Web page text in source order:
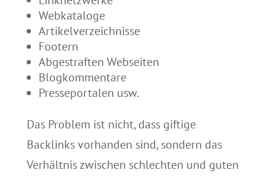
Webkataloge
Artikelverzeichnisse
Footern
Abgestraften Webseiten
Blogkommentare
Presseportalen usw.
Das Problem ist nicht, dass giftige
Backlinks vorhanden sind, sondern das
Verhältnis zwischen schlechten und guten